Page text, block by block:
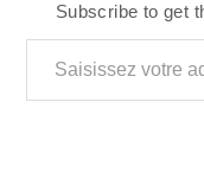
Subscribe to get
Saisissez votre adresse e-mail…